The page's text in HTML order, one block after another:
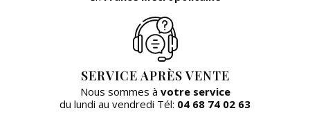
SERVICE APRÈS VENTE
Nous sommes à votre service
du lundi au vendredi Tél: 04 68 74 02 63